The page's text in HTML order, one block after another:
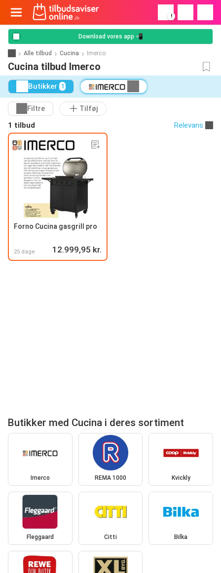
!
Download vores app 📲
Alle tilbud Cucina Imerco
Cucina tilbud Imerco
Butikker 1
Filtre
Tilføj
1 tilbud
Relevans
Forno Cucina gasgrill pro
25 dage 12.999,95 kr.
Butikker med Cucina i deres sortiment
Imerco REMA 1000 Kvickly
Fleggaard Citti Bilka